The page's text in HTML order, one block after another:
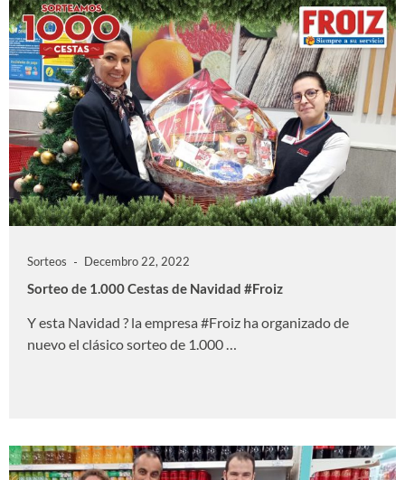
Sorteos Decembro 22, 2022
Sorteo de 1.000 Cestas de Navidad #Froiz
Y esta Navidad ? la empresa #Froiz ha organizado de
nuevo el clásico sorteo de 1.000 …